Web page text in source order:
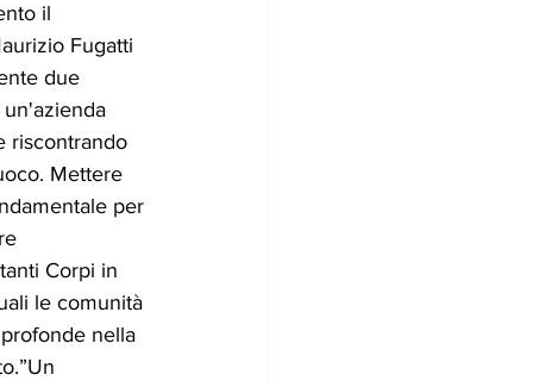
il
Fugatti
due
riscontrando
Mettere
per
Corpi in
le comunità
nella